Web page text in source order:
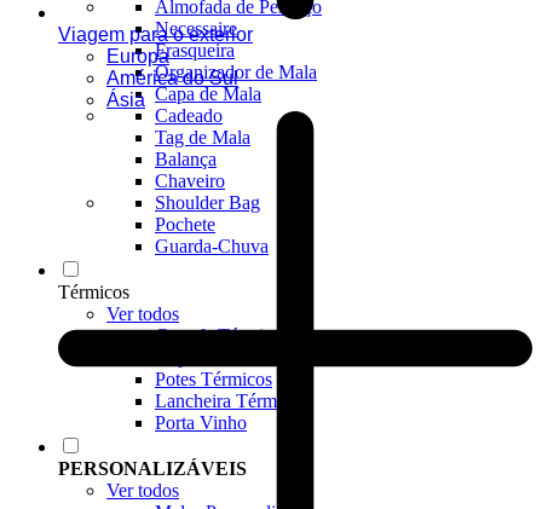
Almofada de Pescoço
Necessaire
Frasqueira
Organizador de Mala
Capa de Mala
Cadeado
Tag de Mala
Balança
Chaveiro
Shoulder Bag
Pochete
Guarda-Chuva
Térmicos
Ver todos
Garrafa Térmica
Potes Térmicos
Lancheira Térmica
Porta Vinho
PERSONALIZÁVEIS
Ver todos
Viagem para o exterior
Europa
América do Sul
Ásia